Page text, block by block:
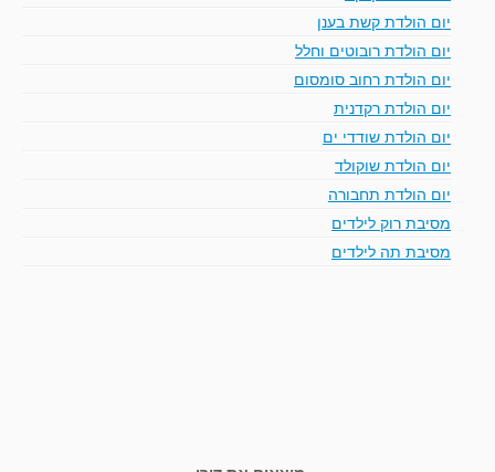
יום הולדת קשת בענן
יום הולדת רובוטים וחלל
יום הולדת רחוב סומסום
יום הולדת רקדנית
יום הולדת שודדי ים
יום הולדת שוקולד
יום הולדת תחבורה
מסיבת רוק לילדים
מסיבת תה לילדים